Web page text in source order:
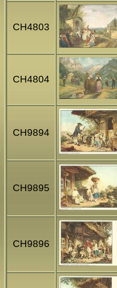
CH4803
CH4804
CH9894
CH9895
CH9896